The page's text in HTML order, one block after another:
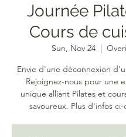
Journée
Cours de
Sun, Nov 24
  |
Envie d'une déconnexion
Rejoignez-nous pour une
unique alliant Pilates et
savoureux. Plus d'infos ci-